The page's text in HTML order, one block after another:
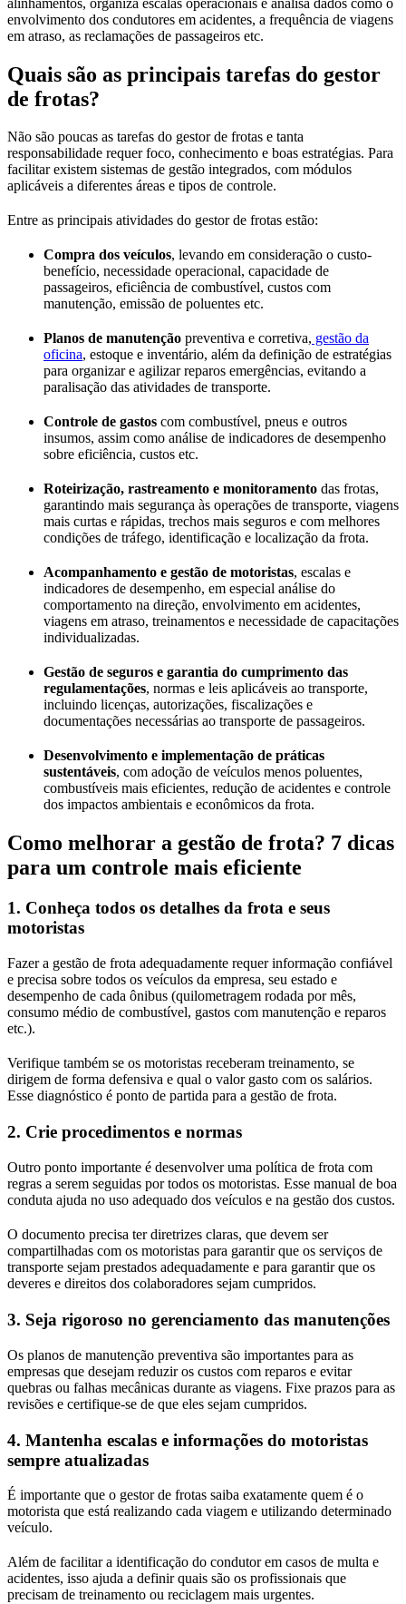
envolvimento dos condutores em acidentes, a frequência de viagens
em atraso, as reclamações de passageiros etc.
Quais são as principais tarefas do gestor
de frotas?
Não são poucas as tarefas do gestor de frotas e tanta
responsabilidade requer foco, conhecimento e boas estratégias. Para
facilitar existem sistemas de gestão integrados, com módulos
aplicáveis a diferentes áreas e tipos de controle.
Entre as principais atividades do gestor de frotas estão:
Compra dos veículos, levando em consideração o custo-
benefício, necessidade operacional, capacidade de
passageiros, eficiência de combustível, custos com
manutenção, emissão de poluentes etc.
Planos de manutenção preventiva e corretiva, gestão da
oficina, estoque e inventário, além da definição de estratégias
para organizar e agilizar reparos emergências, evitando a
paralisação das atividades de transporte.
Controle de gastos com combustível, pneus e outros
insumos, assim como análise de indicadores de desempenho
sobre eficiência, custos etc.
Roteirização, rastreamento e monitoramento das frotas,
garantindo mais segurança às operações de transporte, viagens
mais curtas e rápidas, trechos mais seguros e com melhores
condições de tráfego, identificação e localização da frota.
Acompanhamento e gestão de motoristas, escalas e
indicadores de desempenho, em especial análise do
comportamento na direção, envolvimento em acidentes,
viagens em atraso, treinamentos e necessidade de capacitações
individualizadas.
Gestão de seguros e garantia do cumprimento das
regulamentações, normas e leis aplicáveis ao transporte,
incluindo licenças, autorizações, fiscalizações e
documentações necessárias ao transporte de passageiros.
Desenvolvimento e implementação de práticas
sustentáveis, com adoção de veículos menos poluentes,
combustíveis mais eficientes, redução de acidentes e controle
dos impactos ambientais e econômicos da frota.
Como melhorar a gestão de frota? 7 dicas
para um controle mais eficiente
1. Conheça todos os detalhes da frota e seus
motoristas
Fazer a gestão de frota adequadamente requer informação confiável
e precisa sobre todos os veículos da empresa, seu estado e
desempenho de cada ônibus (quilometragem rodada por mês,
consumo médio de combustível, gastos com manutenção e reparos
etc.).
Verifique também se os motoristas receberam treinamento, se
dirigem de forma defensiva e qual o valor gasto com os salários.
Esse diagnóstico é ponto de partida para a gestão de frota.
2. Crie procedimentos e normas
Outro ponto importante é desenvolver uma política de frota com
regras a serem seguidas por todos os motoristas. Esse manual de boa
conduta ajuda no uso adequado dos veículos e na gestão dos custos.
O documento precisa ter diretrizes claras, que devem ser
compartilhadas com os motoristas para garantir que os serviços de
transporte sejam prestados adequadamente e para garantir que os
deveres e direitos dos colaboradores sejam cumpridos.
3. Seja rigoroso no gerenciamento das manutenções
Os planos de manutenção preventiva são importantes para as
empresas que desejam reduzir os custos com reparos e evitar
quebras ou falhas mecânicas durante as viagens. Fixe prazos para as
revisões e certifique-se de que eles sejam cumpridos.
4. Mantenha escalas e informações do motoristas
sempre atualizadas
É importante que o gestor de frotas saiba exatamente quem é o
motorista que está realizando cada viagem e utilizando determinado
veículo.
Além de facilitar a identificação do condutor em casos de multa e
acidentes, isso ajuda a definir quais são os profissionais que
precisam de treinamento ou reciclagem mais urgentes.